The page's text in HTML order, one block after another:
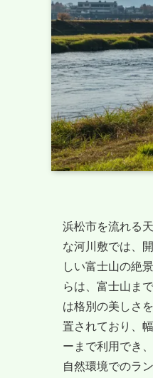
浜松市を流れる
な河川敷では、
しい富士山の絶
らは、富士山ま
は格別の美しさ
置されており、
ーまで利用でき
自然環境でのラ